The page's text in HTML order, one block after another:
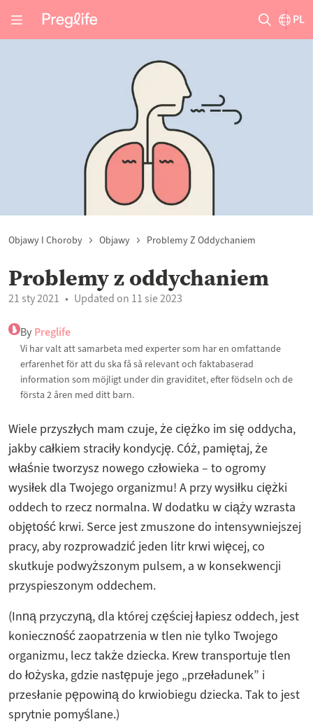
PL
Objawy I Choroby Objawy Problemy Z Oddychaniem
Problemy z oddychaniem
21 sty 2021 Updated on 11 sie 2023
By Preglife
Vi har valt att samarbeta med experter som har en omfattande
erfarenhet för att du ska få så relevant och faktabaserad
information som möjligt under din graviditet, efter födseln och de
första 2 åren med ditt barn.
Wiele przyszłych mam czuje, że ciężko im się oddycha,
jakby całkiem straciły kondycję. Cóż, pamiętaj, że
właśnie tworzysz nowego człowieka – to ogromy
wysiłek dla Twojego organizmu! A przy wysiłku ciężki
oddech to rzecz normalna. W dodatku w ciąży wzrasta
objętość krwi. Serce jest zmuszone do intensywniejszej
pracy, aby rozprowadzić jeden litr krwi więcej, co
skutkuje podwyższonym pulsem, a w konsekwencji
przyspieszonym oddechem.
(Inną przyczyną, dla której częściej łapiesz oddech, jest
konieczność zaopatrzenia w tlen nie tylko Twojego
organizmu, lecz także dziecka. Krew transportuje tlen
do łożyska, gdzie następuje jego „przeładunek” i
przesłanie pępowiną do krwiobiegu dziecka. Tak to jest
sprytnie pomyślane.)